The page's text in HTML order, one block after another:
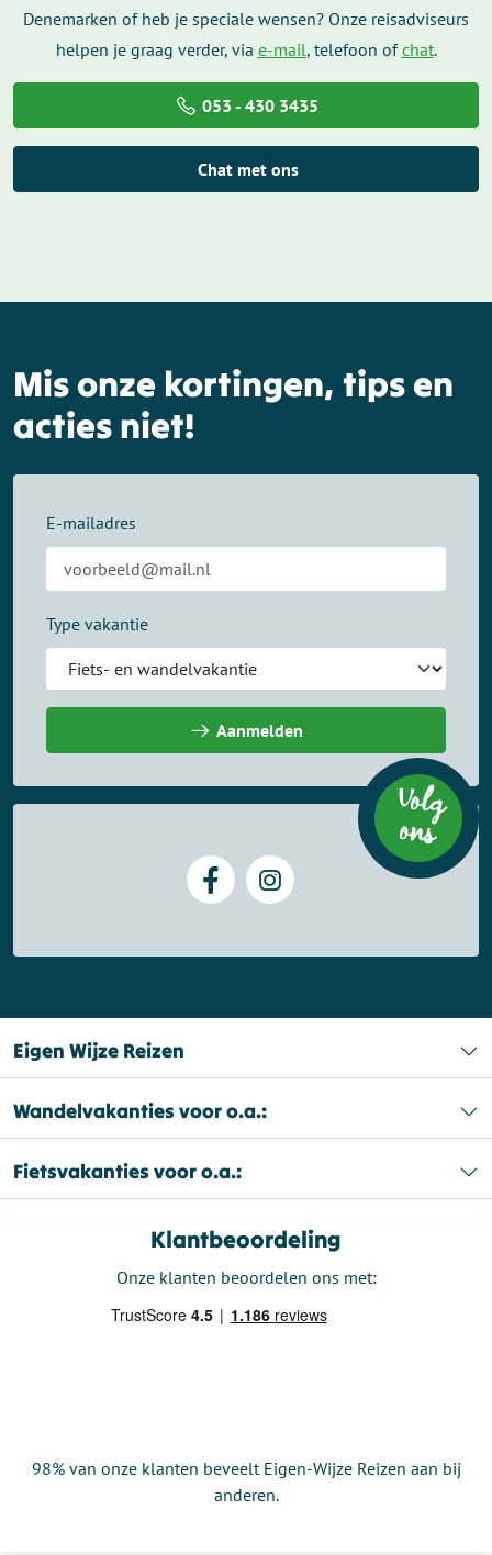
Denemarken of heb je speciale wensen? Onze reisadviseurs
helpen je graag verder, via e-mail, telefoon ofchat.
053 - 430 3435
Chat met ons
Mis onze kortingen, tips en
acties niet!
E-mailadres
Type vakantie
Aanmelden
Volg
on
s
Eigen Wijze Reizen
Wandelvakanties voor o.a.:
Fietsvakanties voor o.a.:
Klantbeoordeling
Onze klanten beoordelen ons met:
98% van onze klanten beveelt Eigen-Wijze Reizen aan bij
anderen.